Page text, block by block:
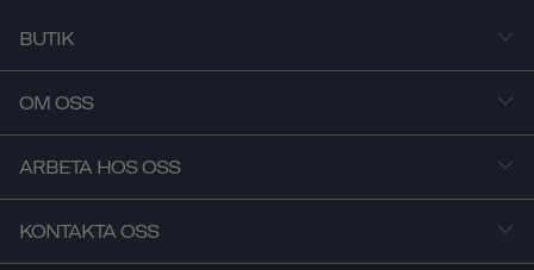
BUTIK
OM OSS
ARBETA HOS OSS
KONTAKTA OSS